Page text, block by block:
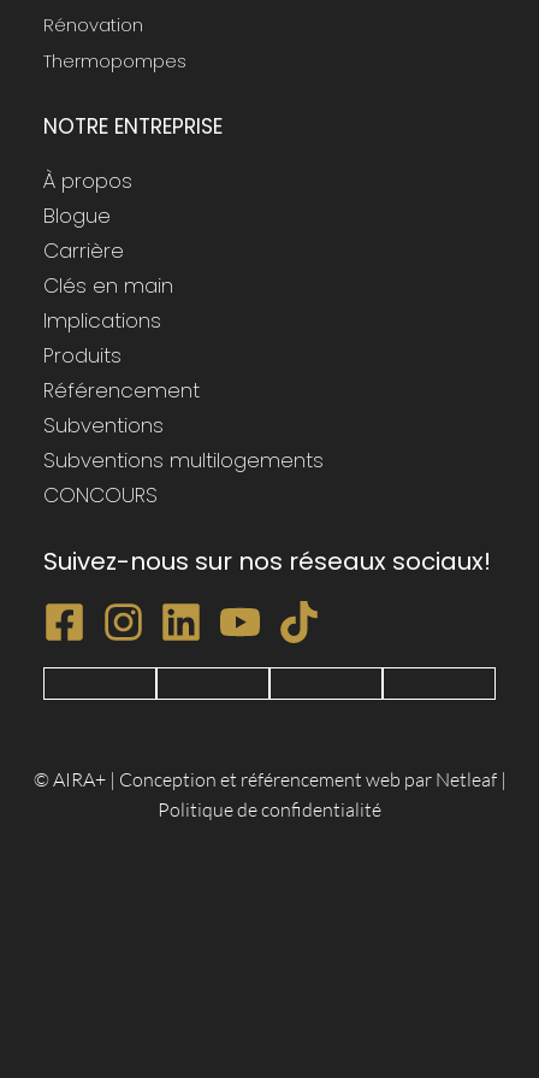
Rénovation
Thermopompes
NOTRE ENTREPRISE
À propos
Blogue
Carrière
Clés en main
Implications
Produits
Référencement
Subventions
Subventions multilogements
CONCOURS
Suivez-nous sur nos réseaux sociaux!
© AIRA+ | Conception et référencement web par Netleaf |
Politique de confidentialité